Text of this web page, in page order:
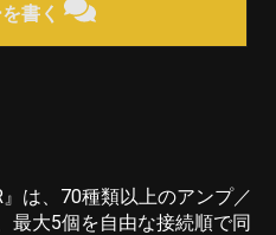
書く
』は、70種類以上のアンプ／
最大5個を自由な接続順で同